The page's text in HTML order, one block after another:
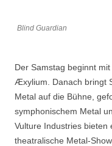
Blind Guardian
Der Samstag beginnt
Æxylium. Danach bringt
Metal auf die Bühne,
symphonischem Metal
Vulture Industries bieten
theatralische Metal-